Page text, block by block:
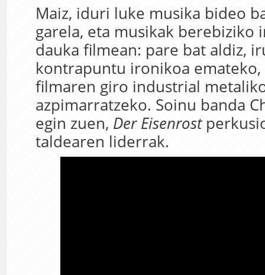
Maiz, iduri luke musika bideo
garela, eta musikak berebiziko
dauka filmean: pare bat aldiz,
kontrapuntu ironikoa emateko,
filmaren giro industrial
azpimarratzeko. Soinu banda
egin zuen, Der Eisenrost
taldearen liderrak.